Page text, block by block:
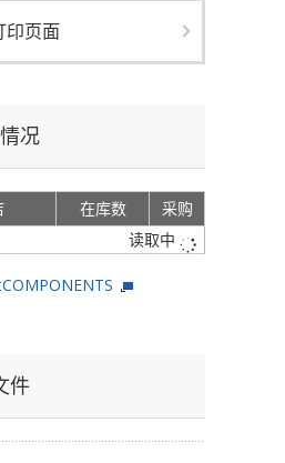
印页面
况
在库数
采购
读取中
件